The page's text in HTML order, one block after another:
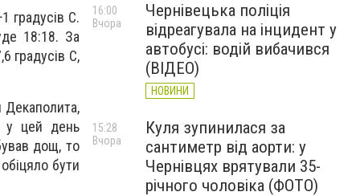
градусів С.
18:18. За
градусів С,
Декаполита,
у цей день
дощ, то
бути
Чернівецька поліція
відреагувала на інцидент у
автобусі: водій вибачився
(ВІДЕО)
НОВИНИ
16:00
Вчора
Куля зупинилася за
сантиметр від аорти: у
Чернівцях врятували 35-
річного чоловіка (ФОТО)
15:28
Вчора